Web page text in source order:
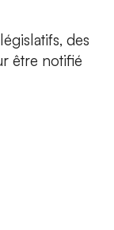
des
être notifié